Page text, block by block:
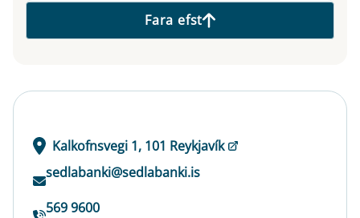
Fara efst
Kalkofnsvegi 1, 101 Reykjavík
sedlabanki@sedlabanki.is
569 9600